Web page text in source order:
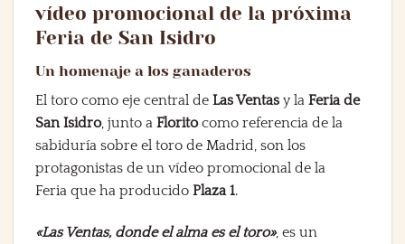
vídeo promocional de la próxima
Feria de San Isidro
Un homenaje a los ganaderos
El toro como eje central de Las Ventas y la Feria de
San Isidro, junto a Floritocomo referencia de la
sabiduría sobre el toro de Madrid, son los
protagonistas de un vídeo promocional de la
Feria que ha producido Plaza 1.
«Las Ventas, donde el alma es el toro», es un